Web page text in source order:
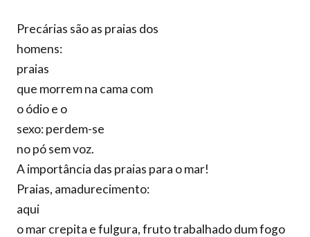
Precárias são as praias dos
homens:
praias
que morrem na cama com
o ódio e o
sexo: perdem-se
no pó sem voz.
A importância das praias para o mar!
Praias, amadurecimento:
aqui
o mar crepita e fulgura, fruto trabalhado dum fogo